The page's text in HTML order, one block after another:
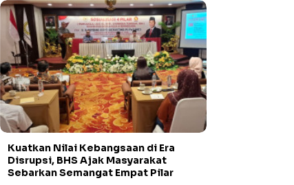
Kuatkan Nilai Kebangsaan di Era
Disrupsi, BHS Ajak Masyarakat
Sebarkan Semangat Empat Pilar